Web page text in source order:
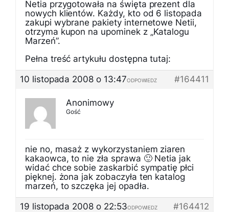
Netia przygotowała na święta prezent dla
nowych klientów. Każdy, kto od 6 listopada
zakupi wybrane pakiety internetowe Netii,
otrzyma kupon na upominek z „Katalogu
Marzeń”.
Pełna treść artykułu dostępna tutaj:
10 listopada 2008 o 13:47
#164411
ODPOWIEDZ
Anonimowy
Gość
nie no, masaż z wykorzystaniem ziaren
kakaowca, to nie zła sprawa 🙂 Netia jak
widać chce sobie zaskarbić sympatię płci
pięknej. żona jak zobaczyła ten katalog
marzeń, to szczęka jej opadła.
19 listopada 2008 o 22:53
#164412
ODPOWIEDZ